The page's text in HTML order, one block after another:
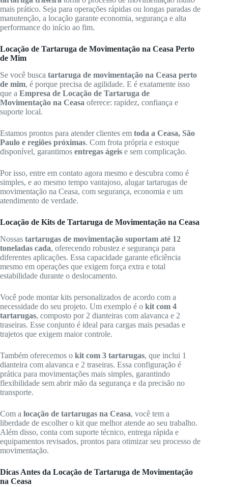
mais prático. Seja para operações rápidas ou longas paradas de
manutenção, a locação garante economia, segurança e alta
performance do início ao fim.
Locação de Tartaruga de Movimentação na Ceasa Perto
de Mim
Se você busca tartaruga de movimentação na Ceasa perto
de mim, é porque precisa de agilidade. E é exatamente isso
que a Empresa de Locação de Tartaruga de
Movimentação na Ceasa oferece: rapidez, confiança e
suporte local.
Estamos prontos para atender clientes em toda a Ceasa, São
Paulo e regiões próximas. Com frota própria e estoque
disponível, garantimos entregas ágeis e sem complicação.
Por isso, entre em contato agora mesmo e descubra como é
simples, e ao mesmo tempo vantajoso, alugar tartarugas de
movimentação na Ceasa, com segurança, economia e um
atendimento de verdade.
Locação de Kits de Tartaruga de Movimentação na Ceasa
Nossas tartarugas de movimentação suportam até 12
toneladas cada, oferecendo robustez e segurança para
diferentes aplicações. Essa capacidade garante eficiência
mesmo em operações que exigem força extra e total
estabilidade durante o deslocamento.
Você pode montar kits personalizados de acordo com a
necessidade do seu projeto. Um exemplo é o kit com 4
tartarugas, composto por 2 dianteiras com alavanca e 2
traseiras. Esse conjunto é ideal para cargas mais pesadas e
trajetos que exigem maior controle.
Também oferecemos o kit com 3 tartarugas, que inclui 1
dianteira com alavanca e 2 traseiras. Essa configuração é
prática para movimentações mais simples, garantindo
flexibilidade sem abrir mão da segurança e da precisão no
transporte.
Com a locação de tartarugas na Ceasa, você tem a
liberdade de escolher o kit que melhor atende ao seu trabalho.
Além disso, conta com suporte técnico, entrega rápida e
equipamentos revisados, prontos para otimizar seu processo de
movimentação.
Dicas Antes da Locação de Tartaruga de Movimentação
na Ceasa